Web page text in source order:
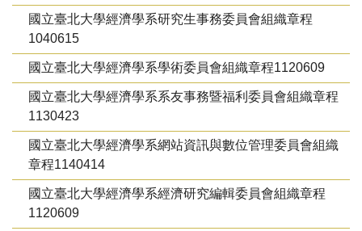
國立臺北大學經濟學系研究生事務委員會組織章程
1040615
國立臺北大學經濟學系學術委員會組織章程1120609
國立臺北大學經濟學系系友事務暨福利委員會組織章程
1130423
國立臺北大學經濟學系網站資訊與數位管理委員會組織
章程1140414
國立臺北大學經濟學系經濟研究編輯委員會組織章程
1120609